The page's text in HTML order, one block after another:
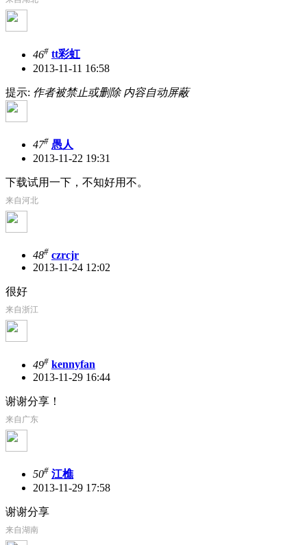
46# tt彩虹
2013-11-11 16:58
提示: 作者被禁止或删除 内容自动屏蔽
47# 愚人
2013-11-22 19:31
下载试用一下，不知好用不。
来自河北
48# czrcjr
2013-11-24 12:02
很好
来自浙江
49# kennyfan
2013-11-29 16:44
谢谢分享！
来自广东
50# 江樵
2013-11-29 17:58
谢谢分享
来自湖南